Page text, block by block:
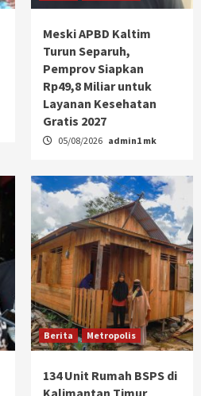
Meski APBD Kaltim
Turun Separuh,
Pemprov Siapkan
Rp49,8 Miliar untuk
Layanan Kesehatan
Gratis 2027
05/08/2026 admin1 mk
Berita Metropolis
134 Unit Rumah BSPS di
Kalimantan Timur